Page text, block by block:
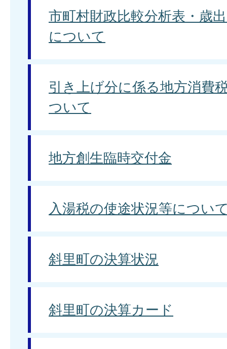
市町村財政比較分析表・歳
について
引き上げ分に係る地方消費
ついて
地方創生臨時交付金
入湯税の使途状況等につい
斜里町の決算状況
斜里町の決算カード